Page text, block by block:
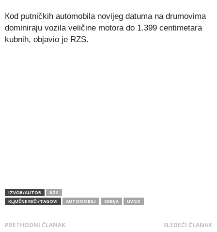
Кod putničkih automobila novijeg datuma na drumovima
dominiraju vozila veličine motora do 1.399 centimetara
kubnih, objavio je RZS.
IZVOR/AUTOR
RZS
KLJUČNE REČI/TAGOVI
AUTOMOBILI SRBIJA UVOZ
PRETHODNI ČLANAK SLEDEĆI ČLANAK